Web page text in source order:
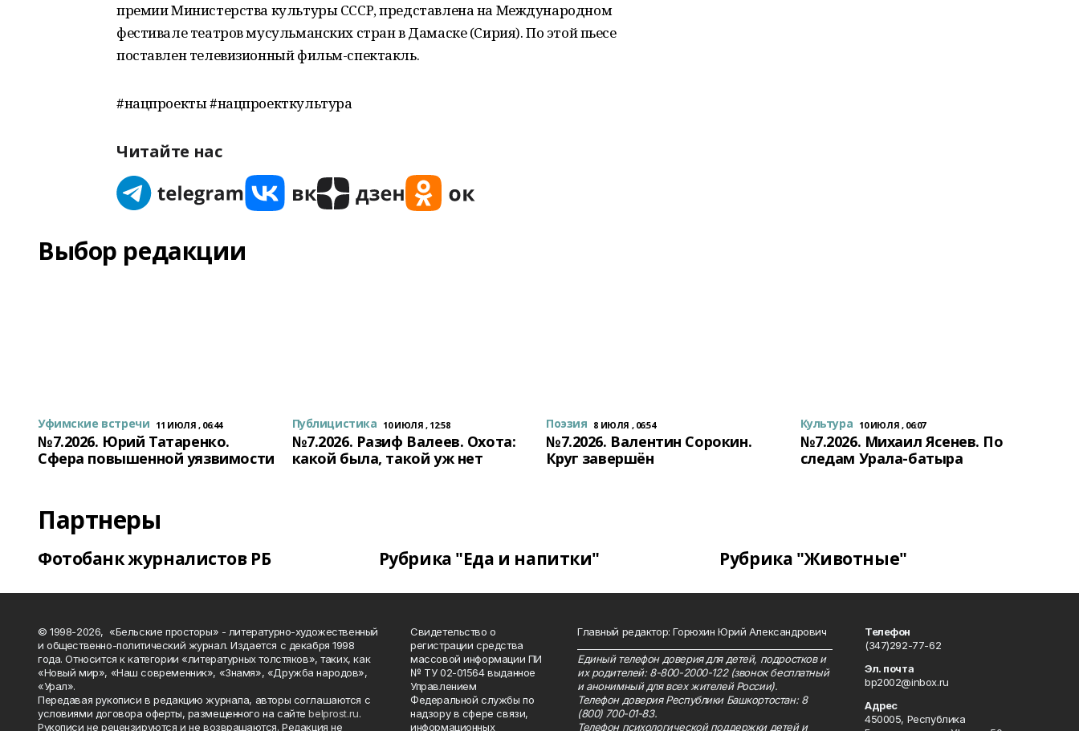
премии Министерства культуры СССР, представлена на Международном
фестивале театров мусульманских стран в Дамаске (Сирия). По этой пьесе
поставлен телевизионный фильм-спектакль.
#нацпроекты #нацпроекткультура
Читайте нас
Выбор редакции
Уфимские встречи 11 ИЮЛЯ , 06:44
№7.2026. Юрий Татаренко.
Сфера повышенной уязвимости
Публицистика 10 ИЮЛЯ , 12:58
№7.2026. Разиф Валеев. Охота:
какой была, такой уж нет
Поэзия 8 ИЮЛЯ , 06:54
№7.2026. Валентин Сорокин.
Круг завершён
Культура 10 ИЮЛЯ , 06:07
№7.2026. Михаил Ясенев. По
следам Урала-батыра
Партнеры
Фотобанк журналистов РБ Рубрика "Еда и напитки" Рубрика "Животные"
© 1998-2026, «Бельские просторы» - литературно-художественный
и общественно-политический журнал. Издается с декабря 1998
года. Относится к категории «литературных толстяков», таких, как
«Новый мир», «Наш современник», «Знамя», «Дружба народов»,
«Урал».
Передавая рукописи в редакцию журнала, авторы соглашаются с
условиями договора оферты, размещенного на сайтеbelprost.ru.
Рукописи не рецензируются и не возвращаются. Редакция не
Свидетельство о
регистрации средства
массовой информации ПИ
№ ТУ 02-01564 выданное
Управлением
Федеральной службы по
надзору в сфере связи,
информационных
Главный редактор: Горюхин Юрий Александрович
Единый телефон доверия для детей, подростков и
их родителей: 8-800-2000-122 (звонок бесплатный
и анонимный для всех жителей России).
Телефон доверия Республики Башкортостан: 8
(800) 700-01-83.
Телефон психологической поддержки детей и
Телефон
(347)292-77-62
Эл. почта
bp2002@inbox.ru
Адрес
450005, Республика